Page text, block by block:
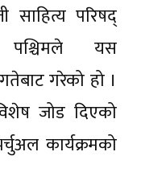
साहित्य परिषद्
यस
गरेको हो ।
जोड दिएको
कार्यक्रमको